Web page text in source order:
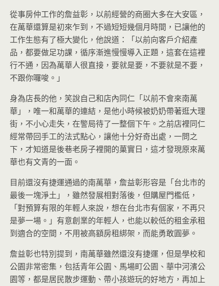
從事房仲工作的詹益彰，以前經營的商圈大多在大安區，
在萬華還算是初來乍到，不過短短幾個月時間，已讓他的
工作生態有了極大變化，他說道：「以前向客戶介紹產
品，都要做足功課，循序漸進慢慢導入正題，這套在這裡
行不通，因為萬華人很直接，要就是要，不要就是不要，
不跟你囉唆。」
身為店長的他，笑說自己和店內同仁「以前不會來南萬
華」，唯一和萬華的連結，是他小時候被奶奶帶著逛大理
街，不小心走失，在警局待了一整個下午。之前店裡同仁
經常帶回手工的法式點心，讓他十分好奇出處，一問之
下，才知道是後巷老房子裡開的菓實日，這才發現原來萬
華也有文青的一面。
目前還沒有捷運通過的南萬華，詹益彰形容是「台北市的
最後一塊淨土」，雖然發展相對落後，但購屋門檻低，
「對預算有限的年輕人來說，想在台北市有個家，不再只
是夢一場。」有意創業的年輕人，也能以較低的租金承租
到適合的空間，不用被高額房租綁架，而能勇敢圓夢。
詹益彰也特別提到，南萬華雖然還沒有捷運，但是學校和
公園非常密集，包括青年公園、馬場町公園、華中河濱公
園等，都是居民散步運動、帶小孩遊玩的好地方，再加上